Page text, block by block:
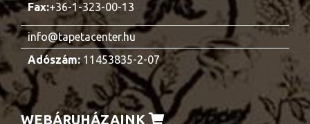
Fax:+36-1-323-00-13
info@tapetacenter.hu
Adószám:11453835-2-07
WEBÁRUHÁZAINK